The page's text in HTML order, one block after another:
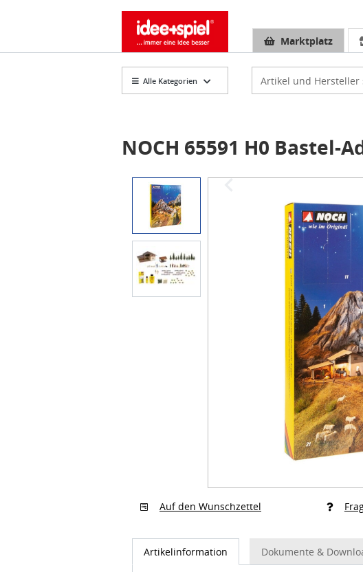
Marktplatz
Alle Kategorien
NOCH 65591 H0 Bastel-
Auf den Wunschzettel
Artikelinformation Dokumente &